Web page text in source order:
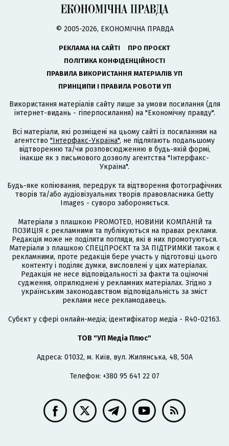
© 2005-2026, ЕКОНОМІЧНА ПРАВДА
РЕКЛАМА НА САЙТІ
ПРО ПРОЄКТ
ПОЛІТИКА КОНФІДЕНЦІЙНОСТІ
ПРАВИЛА ВИКОРИСТАННЯ МАТЕРІАЛІВ УП
ПРИНЦИПИ І ПРАВИЛА РОБОТИ УП
Використання матеріалів сайту лише за умови посилання (для
інтернет-видань - гіперпосилання) на "Економічну правду".
Всі матеріали, які розміщені на цьому сайті із посиланням на
агентство "Інтерфакс-Україна", не підлягають подальшому
відтворенню та/чи розповсюдженню в будь-якій формі,
інакше як з письмового дозволу агентства "Інтерфакс-
Україна".
Будь-яке копіювання, передрук та відтворення фотографічних
творів та/або аудіовізуальних творів правовласника Getty
Images - суворо забороняється.
Матеріали з плашкою PROMOTED, НОВИНИ КОМПАНІЙ та
ПОЗИЦІЯ є рекламними та публікуються на правах реклами.
Редакція може не поділяти погляди, які в них промотуються.
Матеріали з плашкою СПЕЦПРОЄКТ та ЗА ПІДТРИМКИ також є
рекламними, проте редакція бере участь у підготовці цього
контенту і поділяє думки, висловлені у цих матеріалах.
Редакція не несе відповідальності за факти та оціночні
судження, оприлюднені у рекламних матеріалах. Згідно з
українським законодавством відповідальність за зміст
реклами несе рекламодавець.
Cубєкт у сфері онлайн-медіа; ідентифікатор медіа - R40-02163.
ТОВ "УП Медіа Плюс"
Адреса: 01032, м. Київ, вул. Жилянська, 48, 50А
Телефон: +380 95 641 22 07